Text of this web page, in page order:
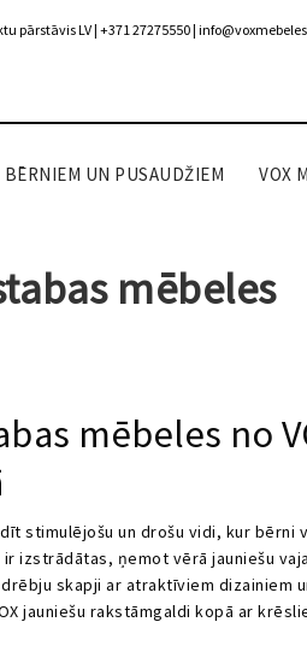
pārstāvis LV | +371 27275550 |
BĒRNIEM UN PUSAUDŽIEM VOX
mēbeles
mēbeles no
stimulējošu un drošu vidi, kur
izstrādātas, ņemot vērā jauniešu
drēbju skapji ar atraktīviem
jauniešu rakstāmgaldi kopā ar